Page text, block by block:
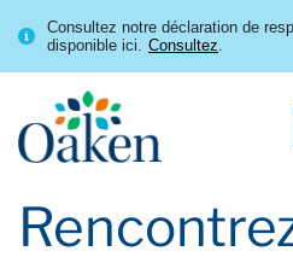
Consultez notre déclaration de
disponible ici. Consultez.